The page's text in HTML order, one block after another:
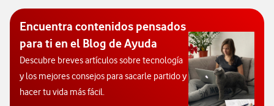
Encuentra contenidos pensados
para ti en el Blog de Ayuda
Descubre breves artículos sobre tecnología
y los mejores consejos para sacarle partido y
hacer tu vida más fácil.